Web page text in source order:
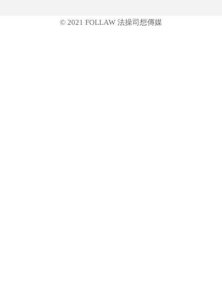
© 2021 FOLLAW 法操司想傳媒